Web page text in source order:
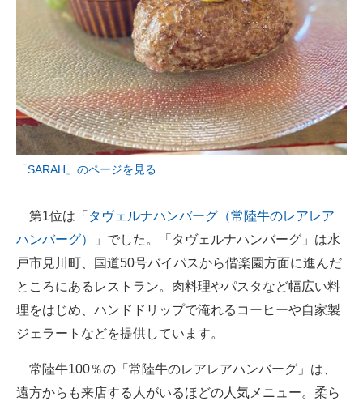
「SARAH」のページを見る
第1位は「 タヴェルナハンバーグ（常陸牛のレアレア
ハンバーグ）
」でした。「タヴェルナハンバーグ」は水
戸市見川町、国道50号バイパスから偕楽園方面に進んだ
ところにあるレストラン。肉料理やパスタなど幅広い料
理をはじめ、ハンドドリップで淹れるコーヒーや自家製
ジェラートなどを提供しています。
常陸牛100％の「常陸牛のレアレアハンバーグ」は、
遠方からも来店する人がいるほどの人気メニュー。柔ら